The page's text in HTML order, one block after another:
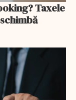
Taxele